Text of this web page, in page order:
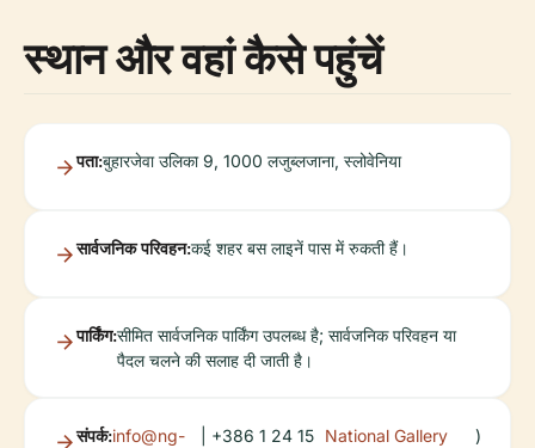
स्थान और वहां कैसे पहुंचें
पता:बुहारजेवा उलिका 9, 1000 लजुब्लजाना, स्लोवेनिया
सार्वजनिक परिवहन:कई शहर बस लाइनें पास में रुकती हैं।
पार्किंग:सीमित सार्वजनिक पार्किंग उपलब्ध है; सार्वजनिक परिवहन या
पैदल चलने की सलाह दी जाती है।
संपर्क:info@ng-
| +386 1 24 15
National Gallery
)